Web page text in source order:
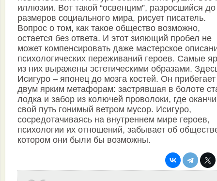
иллюзии. Вот такой “освенцим”, разросшийся до
размеров социального мира, рисует писатель.
Вопрос о том, как такое общество возможно,
остается без ответа. И этот зияющий пробел не
может компенсировать даже мастерское
психологических переживаний героев. Самые
из них выражены эстетическими образами.
Исигуро – японец до мозга костей. Он прибегает
двум ярким метафорам: застрявшая в болоте
лодка и забор из колючей проволоки, где
свой путь гонимый ветром мусор. Исигуро,
сосредотачиваясь на внутреннем мире героев,
психологии их отношений, забывает об
котором они были бы возможны.